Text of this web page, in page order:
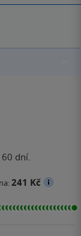
dní.
241 Kč